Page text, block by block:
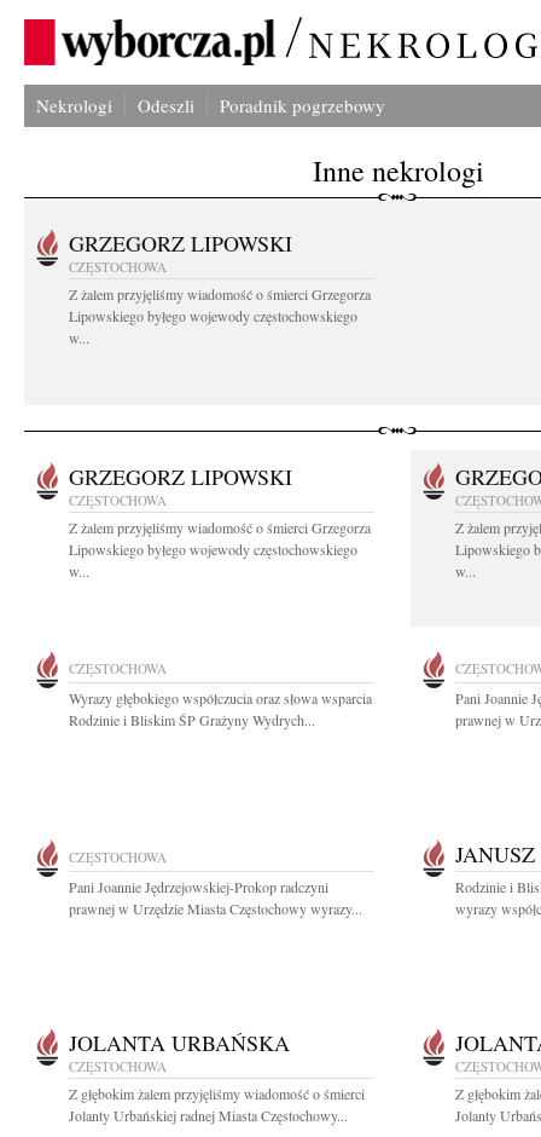
Nekrologi Odeszli Poradnik pogrzebowy
Inne nekrologi
GRZEGORZ LIPOWSKI
CZĘSTOCHOWA
Z żalem przyjęliśmy wiadomość o śmierci Grzegorza
Lipowskiego byłego wojewody częstochowskiego
w...
GRZEGORZ LIPOWSKI
CZĘSTOCHOWA
Z żalem przyjęliśmy wiadomość o śmierci Grzegorza
Lipowskiego byłego wojewody częstochowskiego
w...
Z żalem
Lipowskiego
w...
CZĘSTOCHOWA
Wyrazy głębokiego współczucia oraz słowa wsparcia
Rodzinie i Bliskim ŚP Grażyny Wydrych...
Pani Joannie
prawnej w
CZĘSTOCHOWA
Pani Joannie Jędrzejowskiej-Prokop radczyni
prawnej w Urzędzie Miasta Częstochowy wyrazy...
Rodzinie i
wyrazy
JOLANTA URBAŃSKA
CZĘSTOCHOWA
Z głębokim żalem przyjęliśmy wiadomość o śmierci
Jolanty Urbańskiej radnej Miasta Częstochowy...
Z głębokim
Jolanty